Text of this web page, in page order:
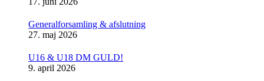
Generalforsamling & afslutning
27. maj 2026
U16 & U18 DM GULD!
9. april 2026